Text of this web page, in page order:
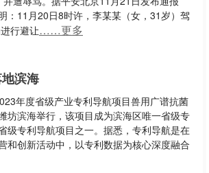
：11月20日8时许，李某某（女，31岁）驾
行避让……更多
滨海
年度省级产业专利导航项目兽用广谱抗菌
坊滨海举行，该项目成为滨海区唯一省级专
级专利导航项目之一。据悉，专利导航是在
和创新活动中，以专利数据为核心深度融合